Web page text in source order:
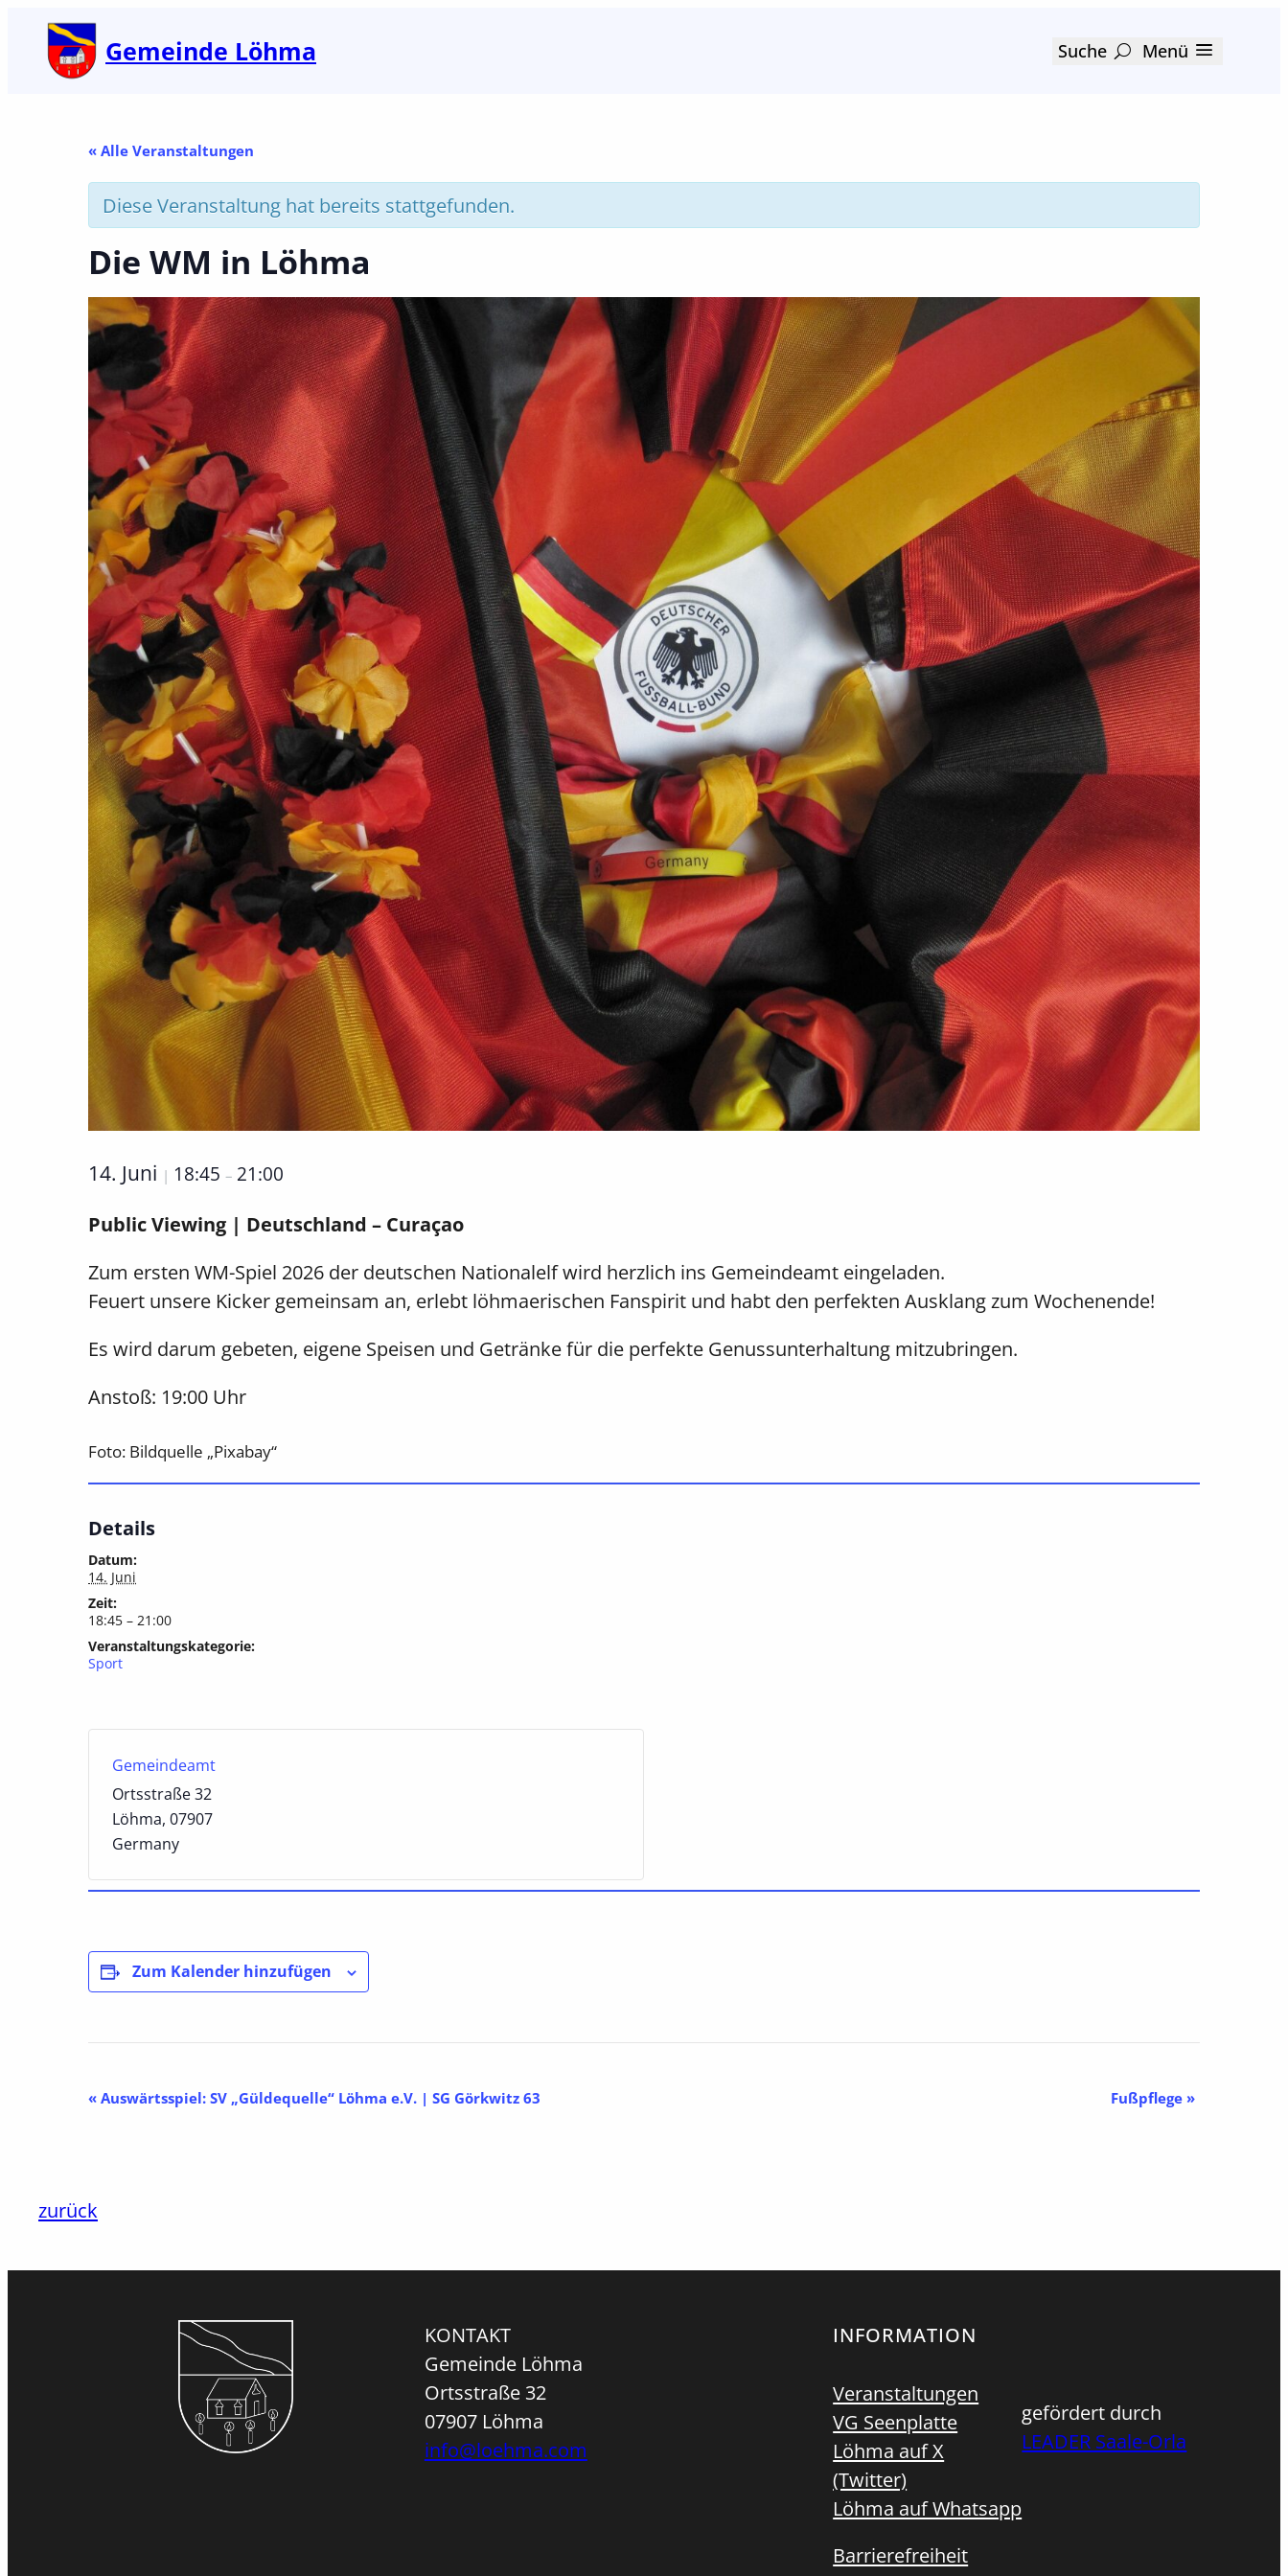
Gemeinde Löhma Suche Menü
« Alle Veranstaltungen
Diese Veranstaltung hat bereits stattgefunden.
Die WM in Löhma
14. Juni | 18:45 – 21:00
Public Viewing | Deutschland – Curaçao
Zum ersten WM-Spiel 2026 der deutschen Nationalelf wird herzlich ins Gemeindeamt eingeladen.
Feuert unsere Kicker gemeinsam an, erlebt löhmaerischen Fanspirit und habt den perfekten Ausklang zum Wochenende!
Es wird darum gebeten, eigene Speisen und Getränke für die perfekte Genussunterhaltung mitzubringen.
Anstoß: 19:00 Uhr
Foto: Bildquelle „Pixabay“
Details
Datum:
14. Juni
Zeit:
18:45 – 21:00
Veranstaltungskategorie:
Sport
Gemeindeamt
Ortsstraße 32
Löhma, 07907
Germany
Zum Kalender hinzufügen
Veranstaltung-
« Auswärtsspiel: SV „Güldequelle“ Löhma e.V. | SG Görkwitz 63 Fußpflege »
zurück
KONTAKT
Gemeinde Löhma
Ortsstraße 32
07907 Löhma
info@loehma.com
INFORMATION
Veranstaltungen
VG Seenplatte
Löhma auf X
(Twitter)
Löhma auf Whatsapp
Barrierefreiheit
gefördert durch
LEADER Saale-Orla